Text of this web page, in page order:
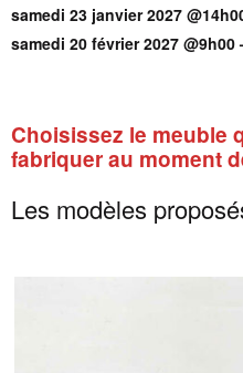
samedi 23 janvier 2027
samedi 20 février 2027 @9h00
Choisissez le meuble
fabriquer au moment
Les modèles